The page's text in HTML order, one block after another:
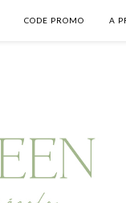
CODE PROMO A